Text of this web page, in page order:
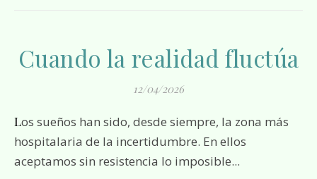
Cuando la realidad fluctúa
12/04/2026
Los sueños han sido, desde siempre, la zona más
hospitalaria de la incertidumbre. En ellos
aceptamos sin resistencia lo imposible...